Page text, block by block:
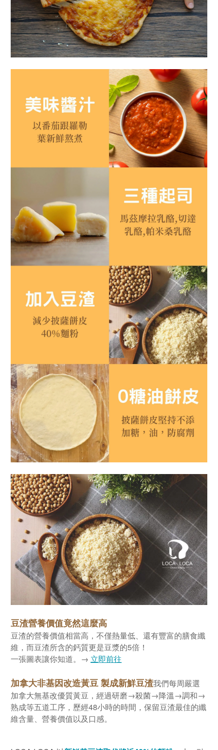
豆渣營養價值竟然這麼高
豆渣的營養價值相當高，不僅熱量低、還有豐富的膳食纖
維，而豆渣所含的鈣質更是豆漿的5倍！
一張圖表讓你知道。→​ 立即前往
加拿大非基因改造黃豆 製成​新鮮豆渣我們每周嚴選
加拿大無基改優質黃豆，經過研磨→殺菌→降溫→調和→
熟成等五道工序，歷經48小時的時間，保留豆渣最佳的纖
維含量、營養價值以及口感。